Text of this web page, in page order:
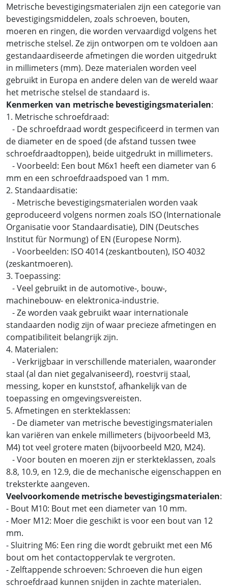
Metrische bevestigingsmaterialen zijn een categorie van
bevestigingsmiddelen, zoals schroeven, bouten,
moeren en ringen, die worden vervaardigd volgens het
metrische stelsel. Ze zijn ontworpen om te voldoen aan
gestandaardiseerde afmetingen die worden uitgedrukt
in millimeters (mm). Deze materialen worden veel
gebruikt in Europa en andere delen van de wereld waar
het metrische stelsel de standaard is.
Kenmerken van metrische bevestigingsmaterialen:
1. Metrische schroefdraad:
- De schroefdraad wordt gespecificeerd in termen van
de diameter en de spoed (de afstand tussen twee
schroefdraadtoppen), beide uitgedrukt in millimeters.
- Voorbeeld: Een bout M6x1 heeft een diameter van 6
mm en een schroefdraadspoed van 1 mm.
2. Standaardisatie:
- Metrische bevestigingsmaterialen worden vaak
geproduceerd volgens normen zoals ISO (Internationale
Organisatie voor Standaardisatie), DIN (Deutsches
Institut für Normung) of EN (Europese Norm).
- Voorbeelden: ISO 4014 (zeskantbouten), ISO 4032
(zeskantmoeren).
3. Toepassing:
- Veel gebruikt in de automotive-, bouw-,
machinebouw- en elektronica-industrie.
- Ze worden vaak gebruikt waar internationale
standaarden nodig zijn of waar precieze afmetingen en
compatibiliteit belangrijk zijn.
4. Materialen:
- Verkrijgbaar in verschillende materialen, waaronder
staal (al dan niet gegalvaniseerd), roestvrij staal,
messing, koper en kunststof, afhankelijk van de
toepassing en omgevingsvereisten.
5. Afmetingen en sterkteklassen:
- De diameter van metrische bevestigingsmaterialen
kan variëren van enkele millimeters (bijvoorbeeld M3,
M4) tot veel grotere maten (bijvoorbeeld M20, M24).
- Voor bouten en moeren zijn er sterkteklassen, zoals
8.8, 10.9, en 12.9, die de mechanische eigenschappen en
treksterkte aangeven.
Veelvoorkomende metrische bevestigingsmaterialen:
- Bout M10: Bout met een diameter van 10 mm.
- Moer M12: Moer die geschikt is voor een bout van 12
mm.
- Sluitring M6: Een ring die wordt gebruikt met een M6
bout om het contactoppervlak te vergroten.
- Zelftappende schroeven: Schroeven die hun eigen
schroefdraad kunnen snijden in zachte materialen.